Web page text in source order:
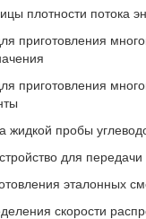
плотности потока
приготовления
приготовления
жидкой пробы
для
эталонных
скорости